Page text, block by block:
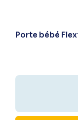
Porte bébé